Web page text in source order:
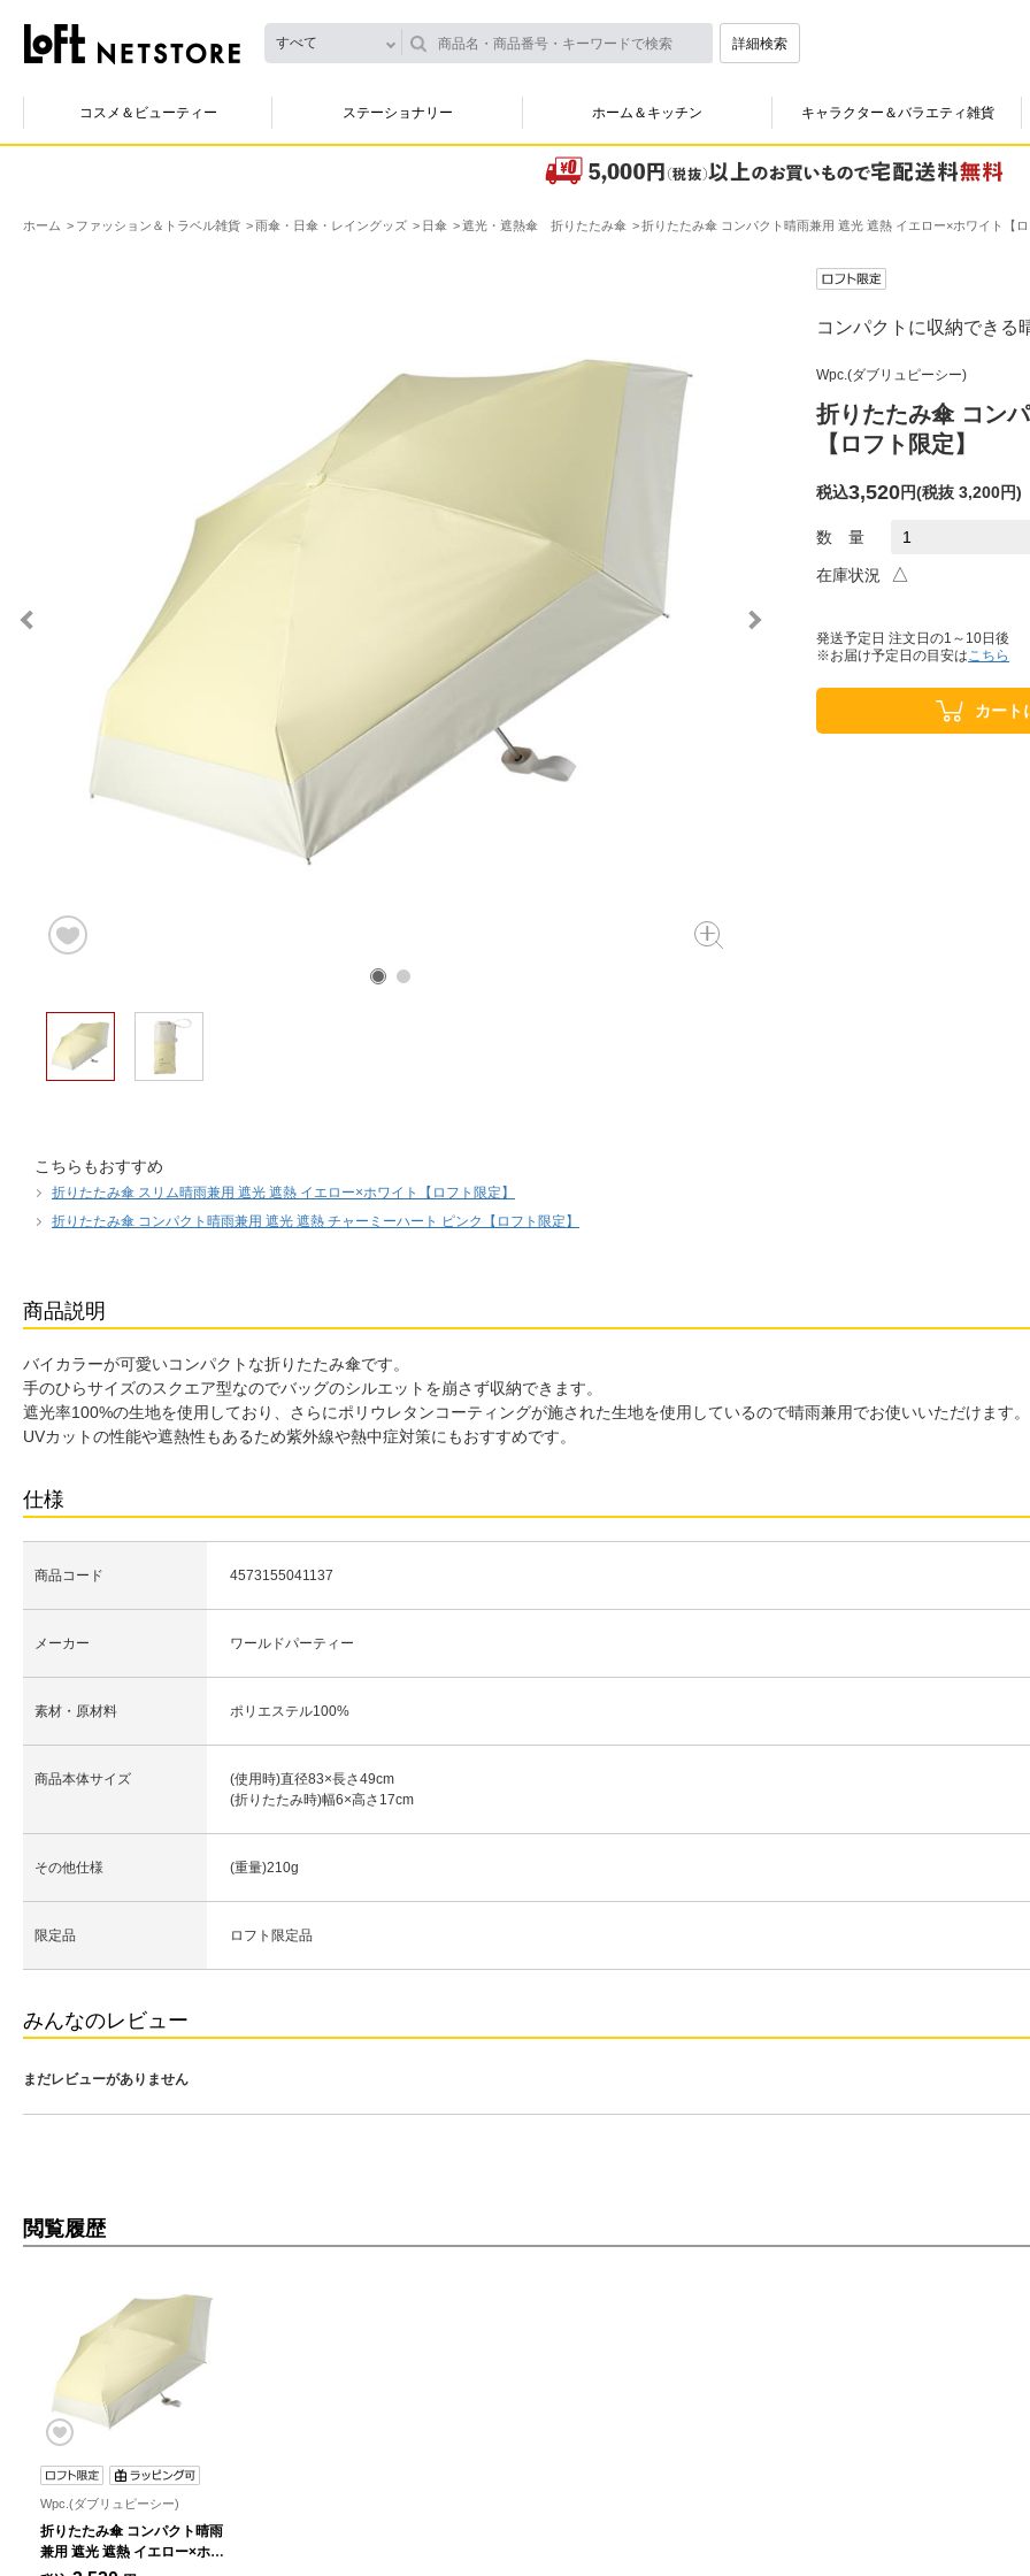
すべて 詳細検索
コスメ＆ビューティー ステーショナリー ホーム＆キッチン キャラクター＆バラエティ雑貨
ホーム ファッション＆トラベル雑貨 雨傘・日傘・レイングッズ 日傘 遮光・遮熱傘 折りたたみ傘 折りたたみ傘 コンパクト晴雨兼用 遮光 遮熱 イエロー×ホワイト【ロ
コンパクトに収納できる
Wpc.(ダブリュピーシー)
折りたたみ傘 コン
【ロフト限定】
税込3,520円(税抜 3,200円)
数 量
在庫状況 △
発送予定日 注文日の1～10日後
※お届け予定日の目安はこちら
カート
こちらもおすすめ
折りたたみ傘 スリム晴雨兼用 遮光 遮熱 イエロー×ホワイト【ロフト限定】
折りたたみ傘 コンパクト晴雨兼用 遮光 遮熱 チャーミーハート ピンク【ロフト限定】
商品説明
バイカラーが可愛いコンパクトな折りたたみ傘です。
手のひらサイズのスクエア型なのでバッグのシルエットを崩さず収納できます。
遮光率100%の生地を使用しており、さらにポリウレタンコーティングが施された生地を使用しているので晴雨兼用でお使いいただけます。
UVカットの性能や遮熱性もあるため紫外線や熱中症対策にもおすすめです。
仕様
商品コード 4573155041137
メーカー ワールドパーティー
素材・原材料 ポリエステル100%
商品本体サイズ
(使用時)直径83×長さ49cm
(折りたたみ時)幅6×高さ17cm
その他仕様 (重量)210g
限定品 ロフト限定品
みんなのレビュー
まだレビューがありません
閲覧履歴
Wpc.(ダブリュピーシー)
折りたたみ傘 コンパクト晴雨
兼用 遮光 遮熱 イエロー×ホワ
イト【ロフト限定】